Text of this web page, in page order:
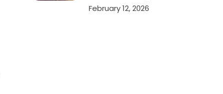
February 12, 2026